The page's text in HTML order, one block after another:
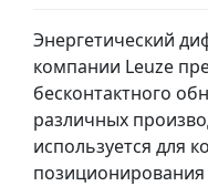
Энергетический
компании Leuze
бесконтактного
различных
используется для